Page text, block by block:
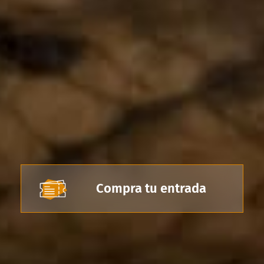
Compra tu entrada